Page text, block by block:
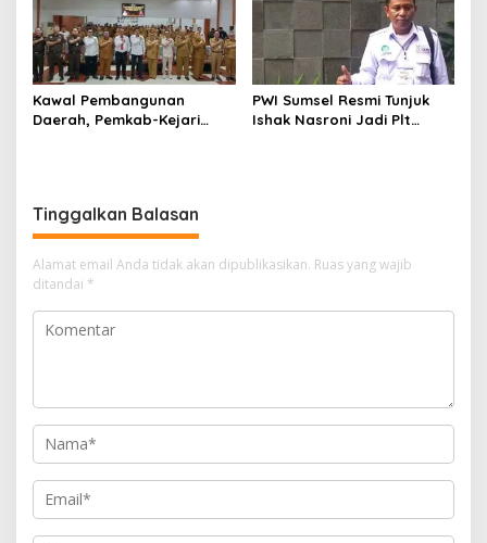
Kawal Pembangunan
Daerah, Pemkab-Kejari
PWI Sumsel Resmi Tunjuk
Ishak Nasroni Jadi Plt
Tinggalkan Balasan
Alamat email Anda tidak akan dipublikasikan. Ruas yang wajib
ditandai *